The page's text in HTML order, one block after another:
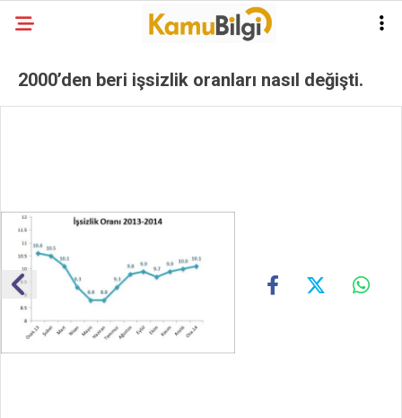
2000’den beri işsizlik oranları nasıl değişti.